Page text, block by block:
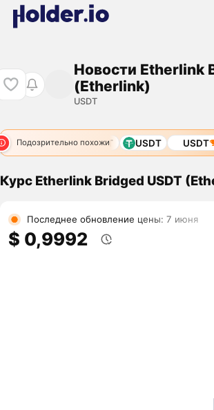
Новости Etherlink
(Etherlink)
USDT
Подозрительно похожи
USDT USDT USDT USDT 3
Курс Etherlink Bridged USDT
Последнее обновление цены: 7 июня
$ 0,9992